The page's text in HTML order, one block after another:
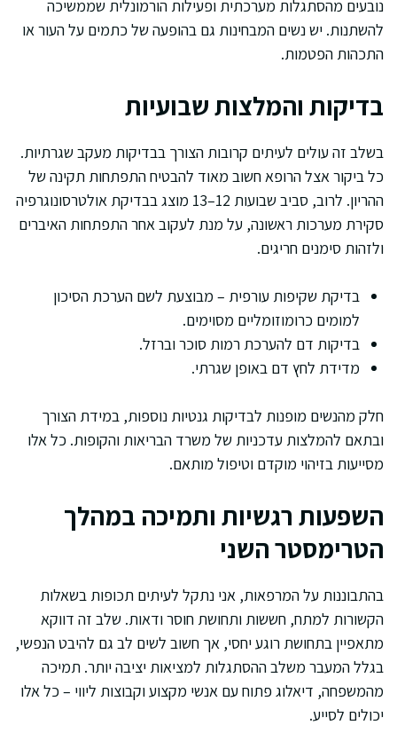
נובעים מהסתגלות מערכתית ופעילות הורמונלית שממשיכה
להשתנות. יש נשים המבחינות גם בהופעה של כתמים על העור או
התכהות הפטמות.
בדיקות והמלצות שבועיות
בשלב זה עולים לעיתים קרובות הצורך בבדיקות מעקב שגרתיות.
כל ביקור אצל הרופא חשוב מאוד להבטיח התפתחות תקינה של
ההריון. לרוב, סביב שבועות 12–13 מוצג בבדיקת אולטרסונוגרפיה
סקירת מערכות ראשונה, על מנת לעקוב אחר התפתחות האיברים
ולזהות סימנים חריגים.
בדיקת שקיפות עורפית – מבוצעת לשם הערכת הסיכון
למומים כרומוזומליים מסוימים.
בדיקות דם להערכת רמות סוכר וברזל.
מדידת לחץ דם באופן שגרתי.
חלק מהנשים מופנות לבדיקות גנטיות נוספות, במידת הצורך
ובתאם להמלצות עדכניות של משרד הבריאות והקופות. כל אלו
מסייעות בזיהוי מוקדם וטיפול מותאם.
השפעות רגשיות ותמיכה במהלך
הטרימסטר השני
בהתבוננות על המרפאות, אני נתקל לעיתים תכופות בשאלות
הקשורות למתח, חששות ותחושת חוסר ודאות. שלב זה דווקא
מתאפיין בתחושת רוגע יחסי, אך חשוב לשים לב גם להיבט הנפשי,
בגלל המעבר משלב ההסתגלות למציאות יציבה יותר. תמיכה
מהמשפחה, דיאלוג פתוח עם אנשי מקצוע וקבוצות ליווי – כל אלו
יכולים לסייע.